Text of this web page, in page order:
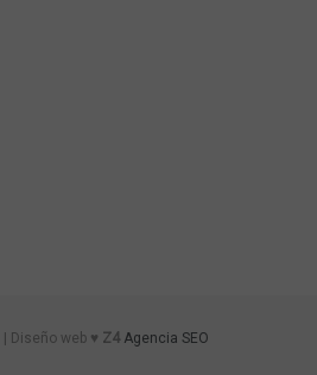
| Diseño web ♥ Z4 Agencia SEO